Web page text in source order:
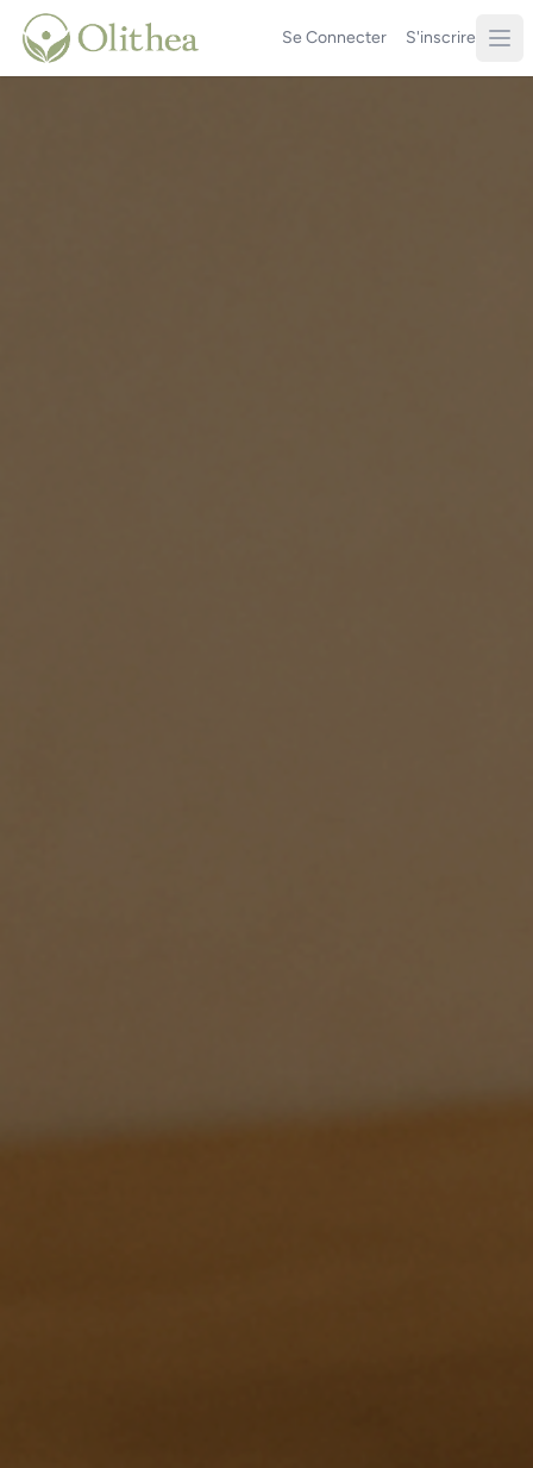
Se Connecter S'inscrire